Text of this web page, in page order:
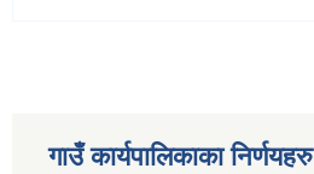
गाउँ कार्यपालिकाका निर्णयहरु